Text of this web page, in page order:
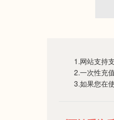
1.网站支持
2.一次性充
3.如果您在